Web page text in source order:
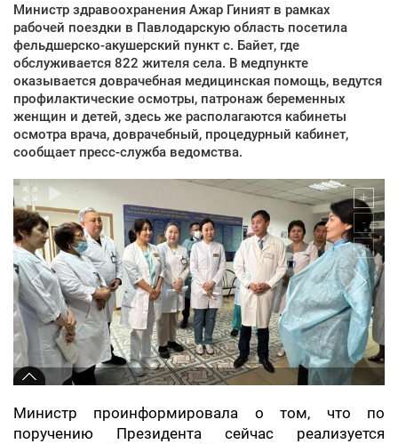
Министр здравоохранения Ажар Гиният в рамках
рабочей поездки в Павлодарскую область посетила
фельдшерско-акушерский пункт с. Байет, где
обслуживается 822 жителя села. В медпункте
оказывается доврачебная медицинская помощь, ведутся
профилактические осмотры, патронаж беременных
женщин и детей, здесь же располагаются кабинеты
осмотра врача, доврачебный, процедурный кабинет,
сообщает пресс-служба ведомства.
Министр проинформировала о том, что по
поручению Президента сейчас реализуется